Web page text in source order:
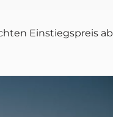
Ein­stiegs­preis ab